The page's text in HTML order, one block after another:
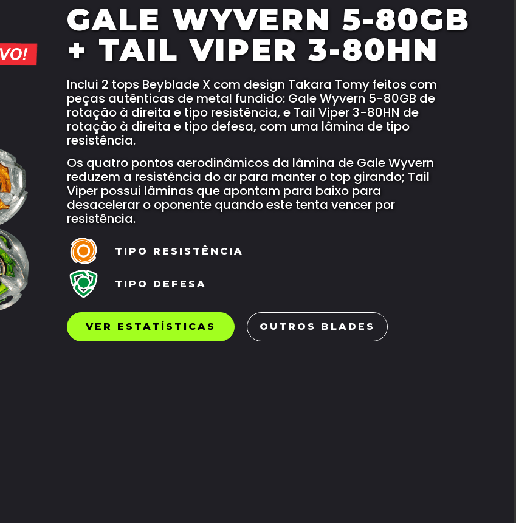
GALE WYVERN 5-80GB
+ TAIL VIPER 3-80HN
Inclui 2 tops Beyblade X com design Takara Tomy feitos com
peças autênticas de metal fundido: Gale Wyvern 5-80GB de
rotação à direita e tipo resistência, e Tail Viper 3-80HN de
rotação à direita e tipo defesa, com uma lâmina de tipo
resistência.
Os quatro pontos aerodinâmicos da lâmina de Gale Wyvern
reduzem a resistência do ar para manter o top girando; Tail
Viper possui lâminas que apontam para baixo para
desacelerar o oponente quando este tenta vencer por
resistência.
TIPO RESISTÊNCIA
TIPO DEFESA
VER ESTATÍSTICAS OUTROS BLADES